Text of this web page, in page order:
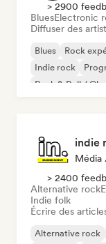
> 2900
BluesElectronic
Diffuser des
Blues Rock
Indie rock
Rock & Roll /
indie
Média
> 2400
Alternative rock
Indie folk
Écrire des
Alternative rock